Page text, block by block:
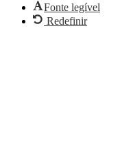
Fonte legível
Redefinir